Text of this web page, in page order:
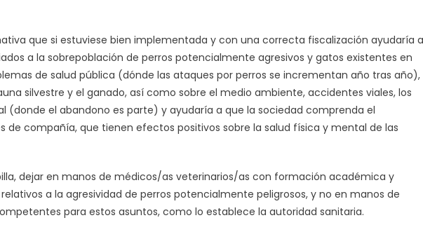
que si estuviese bien implementada y con una correcta fiscalización ayudaría a
a la sobrepoblación de perros potencialmente agresivos y gatos existentes en
de salud pública (dónde las ataques por perros se incrementan año tras año),
silvestre y el ganado, así como sobre el medio ambiente, accidentes viales, los
(donde el abandono es parte) y ayudaría a que la sociedad comprenda el
de compañía, que tienen efectos positivos sobre la salud física y mental de las
dejar en manos de médicos/as veterinarios/as con formación académica y
a la agresividad de perros potencialmente peligrosos, y no en manos de
para estos asuntos, como lo establece la autoridad sanitaria.